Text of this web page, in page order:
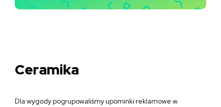
Ceramika
Dla wygody pogrupowaliśmy upominki reklamowe w